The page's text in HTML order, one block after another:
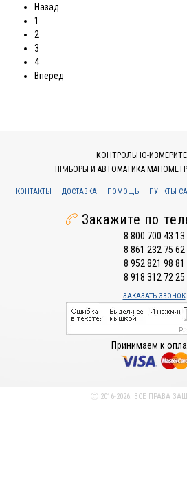
Назад
1
2
3
4
Вперед
КОНТРОЛЬНО-
ПРИБОРЫ И АВТОМАТИКА
КОНТАКТЫ ДОСТАВКА ПОМОЩЬ ПУНКТЫ
Закажите по
8 800 700 43 13
8 861 232 75 62
8 952 821 98 81
8 918 312 72 25
ЗАКАЗАТЬ ЗВОНОК
Принимаем к
Ⓒ 2016-2026. ВСЕ ПРАВА